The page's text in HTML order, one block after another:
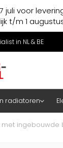
juli voor
t/m 1
in NL & BE
radiatoren
met